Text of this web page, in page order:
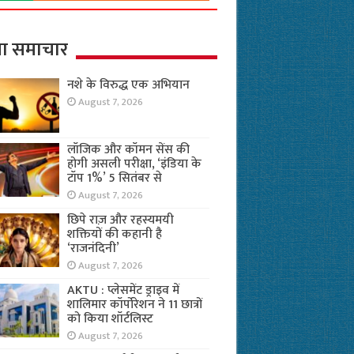
समाचार
नशे के विरुद्ध एक अभियान
August 7, 2026
लॉजिक और कॉमन सेंस की
होगी असली परीक्षा, ‘इंडिया के
टॉप 1%’ 5 सितंबर से
August 7, 2026
छिपे राज़ और रहस्यमयी
शक्तियों की कहानी है
‘राजनंदिनी’
August 7, 2026
AKTU : प्लेसमेंट ड्राइव में
शालिमार कॉर्पोरेशन ने 11 छात्रों
को किया शॉर्टलिस्ट
August 7, 2026